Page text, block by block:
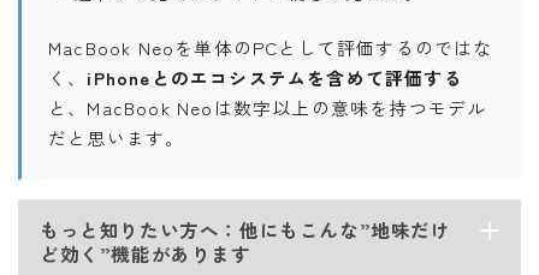
MacBook Neoを単体のPCとして評価するのではな
く、 iPhoneとのエコシステムを含めて評価する
と、MacBook Neoは数字以上の意味を持つモデル
だと思います。
もっと知りたい方へ：他にもこんな”地味だけ
ど効く”機能があります